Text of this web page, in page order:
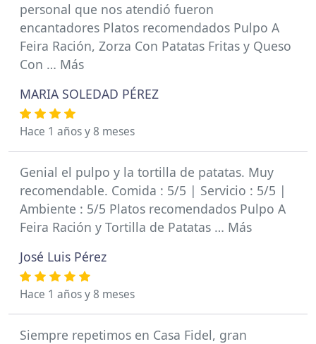
personal que nos atendió fueron
encantadores Platos recomendados Pulpo A
Feira Ración, Zorza Con Patatas Fritas y Queso
Con … Más
MARIA SOLEDAD PÉREZ
Hace 1 años y 8 meses
Genial el pulpo y la tortilla de patatas. Muy
recomendable. Comida : 5/5 | Servicio : 5/5 |
Ambiente : 5/5 Platos recomendados Pulpo A
Feira Ración y Tortilla de Patatas … Más
José Luis Pérez
Hace 1 años y 8 meses
Siempre repetimos en Casa Fidel, gran